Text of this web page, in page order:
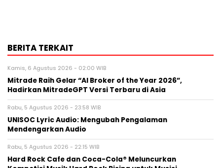
BERITA TERKAIT
Kamis, 6 Agustus 2026 - 02:00 WIB
Mitrade Raih Gelar “AI Broker of the Year 2026”,
Hadirkan MitradeGPT Versi Terbaru di Asia
Rabu, 5 Agustus 2026 - 23:58 WIB
UNISOC Lyric Audio: Mengubah Pengalaman
Mendengarkan Audio
Rabu, 5 Agustus 2026 - 22:15 WIB
Hard Rock Cafe dan Coca-Cola® Meluncurkan